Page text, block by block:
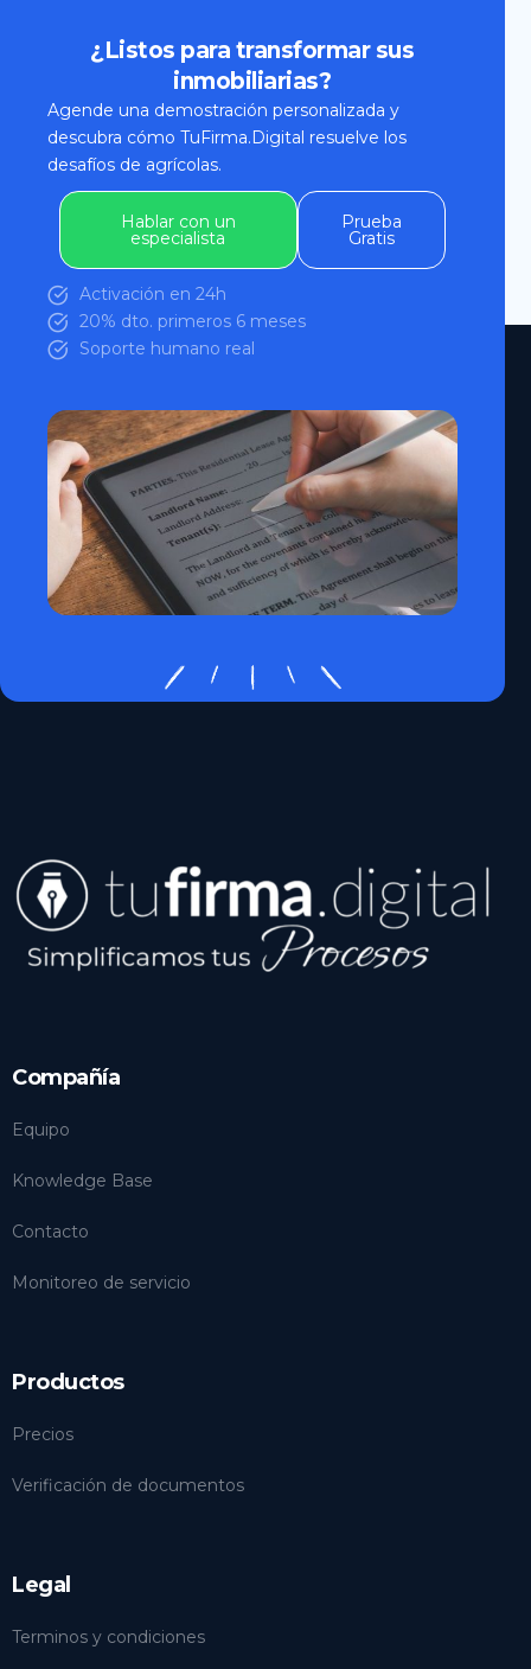
¿Listos para transformar sus
inmobiliarias?
Agende una demostración personalizada y
descubra cómo TuFirma.Digital resuelve los
desafíos de agrícolas.
Hablar con un
especialista
Prueba
Gratis
Activación en 24h
20% dto. primeros 6 meses
Soporte humano real
Compañía
Equipo
Knowledge Base
Contacto
Monitoreo de servicio
Productos
Precios
Verificación de documentos
Legal
Terminos y condiciones